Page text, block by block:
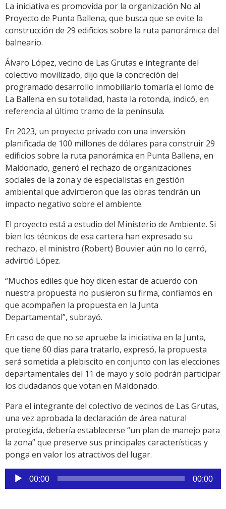
La iniciativa es promovida por la organización No al
Proyecto de Punta Ballena, que busca que se evite la
construcción de 29 edificios sobre la ruta panorámica del
balneario.
Álvaro López, vecino de Las Grutas e integrante del
colectivo movilizado, dijo que la concreción del
programado desarrollo inmobiliario tomaría el lomo de
La Ballena en su totalidad, hasta la rotonda, indicó, en
referencia al último tramo de la península.
En 2023, un proyecto privado con una inversión
planificada de 100 millones de dólares para construir 29
edificios sobre la ruta panorámica en Punta Ballena, en
Maldonado, generó el rechazo de organizaciones
sociales de la zona y de especialistas en gestión
ambiental que advirtieron que las obras tendrán un
impacto negativo sobre el ambiente.
El proyecto está a estudio del Ministerio de Ambiente. Si
bien los técnicos de esa cartera han expresado su
rechazo, el ministro (Robert) Bouvier aún no lo cerró,
advirtió López.
“Muchos ediles que hoy dicen estar de acuerdo con
nuestra propuesta no pusieron su firma, confiamos en
que acompañen la propuesta en la Junta
Departamental”, subrayó.
En caso de que no se apruebe la iniciativa en la Junta,
que tiene 60 días para tratarlo, expresó, la propuesta
será sometida a plebiscito en conjunto con las elecciones
departamentales del 11 de mayo y solo podrán participar
los ciudadanos que votan en Maldonado.
Para el integrante del colectivo de vecinos de Las Grutas,
una vez aprobada la declaración de área natural
protegida, debería establecerse “un plan de manejo para
la zona” que preserve sus principales características y
ponga en valor los atractivos del lugar.
Reproductor
de
00:00 00:00